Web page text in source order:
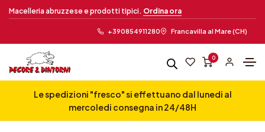
Macelleria abruzzese e prodotti tipici. Ordina ora
+390854911280 Francavilla al Mare (CH)
0
Le spedizioni "fresco" si effettuano dal lunedi al
mercoledi consegna in 24/48H